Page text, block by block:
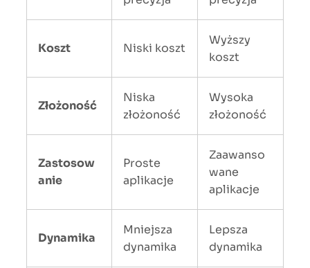
Koszt Niski koszt
Wyższy
koszt
Złożoność
Niska
złożoność
Wysoka
złożoność
Zastosow
anie
Proste
aplikacje
Zaawanso
wane
aplikacje
Dynamika
Mniejsza
dynamika
Lepsza
dynamika